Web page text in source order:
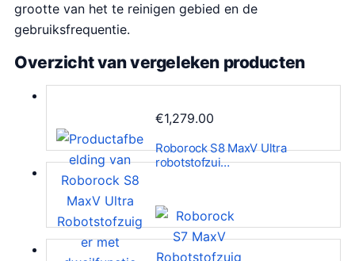
grootte van het te reinigen gebied en de
gebruiksfrequentie.
Overzicht van vergeleken producten
€1,279.00
Roborock S8 MaxV Ultra
robotstofzui…